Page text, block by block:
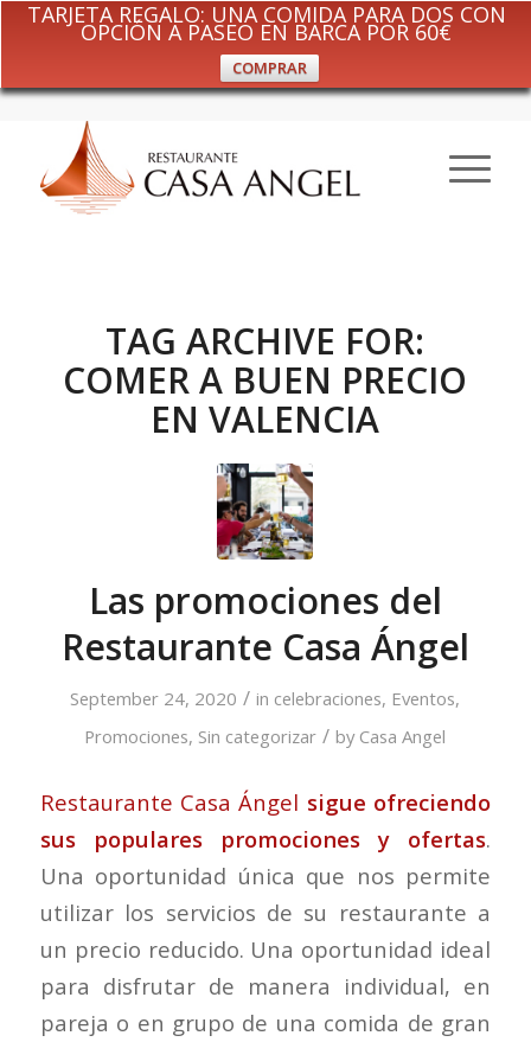
TARJETA REGALO: UNA COMIDA PARA DOS CON
OPCIÓN A PASEO EN BARCA POR 60€
COMPRAR
TAG ARCHIVE FOR:
COMER A BUEN PRECIO
EN VALENCIA
Las promociones del
Restaurante Casa Ángel
September 24, 2020 / in celebraciones, Eventos,
Promociones, Sin categorizar / by Casa Angel
Restaurante Casa Ángel sigue ofreciendo
sus populares promociones y ofertas.
Una oportunidad única que nos permite
utilizar los servicios de su restaurante a
un precio reducido. Una oportunidad ideal
para disfrutar de manera individual, en
pareja o en grupo de una comida de gran